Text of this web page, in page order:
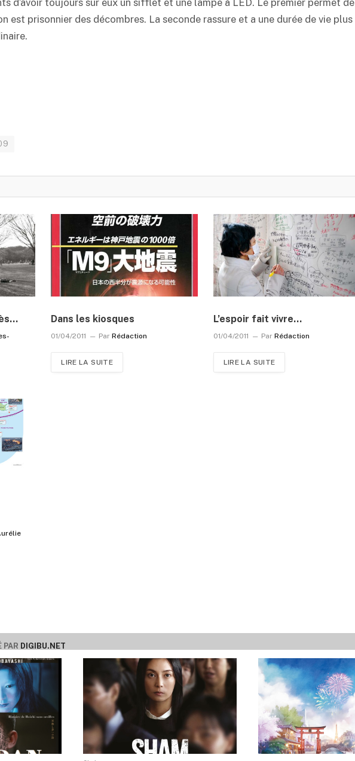
d’avoir toujours sur eux un sifflet et une lampe à LED. Le premier permet de
est prisonnier des décombres. La seconde rassure et a une durée de vie plus
Dans les kiosques
01/04/2011 Par Rédaction
LIRE LA SUITE
L’espoir fait vivre…
01/04/2011 Par Rédaction
LIRE LA SUITE
PAR DIGIBU.NET